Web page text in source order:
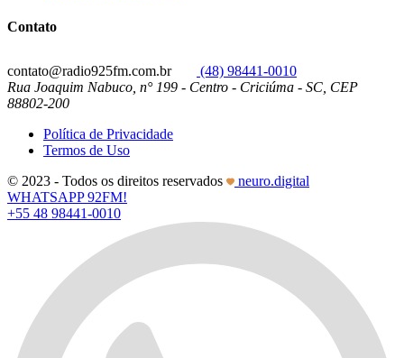
Contato
contato@radio925fm.com.br
(48) 98441-0010
Rua Joaquim Nabuco, n° 199 - Centro - Criciúma - SC, CEP
88802-200
Política de Privacidade
Termos de Uso
© 2023 - Todos os direitos reservados
neuro.digital
WHATSAPP 92FM!
+55 48 98441-0010